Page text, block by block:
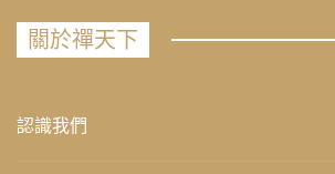
關於禪天下
認識我們